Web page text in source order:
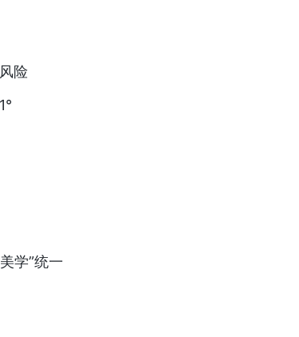
险
学”统一